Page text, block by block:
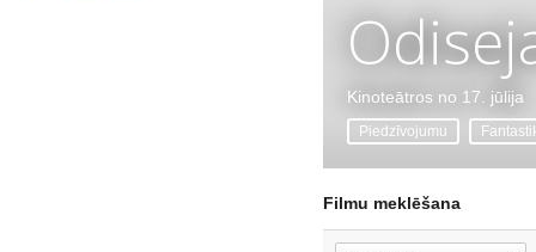
Kinoteātros no 17. jūlija
Piedzīvojumu
Filmu meklēšana